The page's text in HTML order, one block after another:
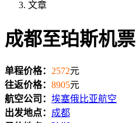
文章
成都至珀斯机票
单程价格： 2572元
往返价格： 8905元
航空公司： 埃塞俄比亚航空
出发地点： 成都